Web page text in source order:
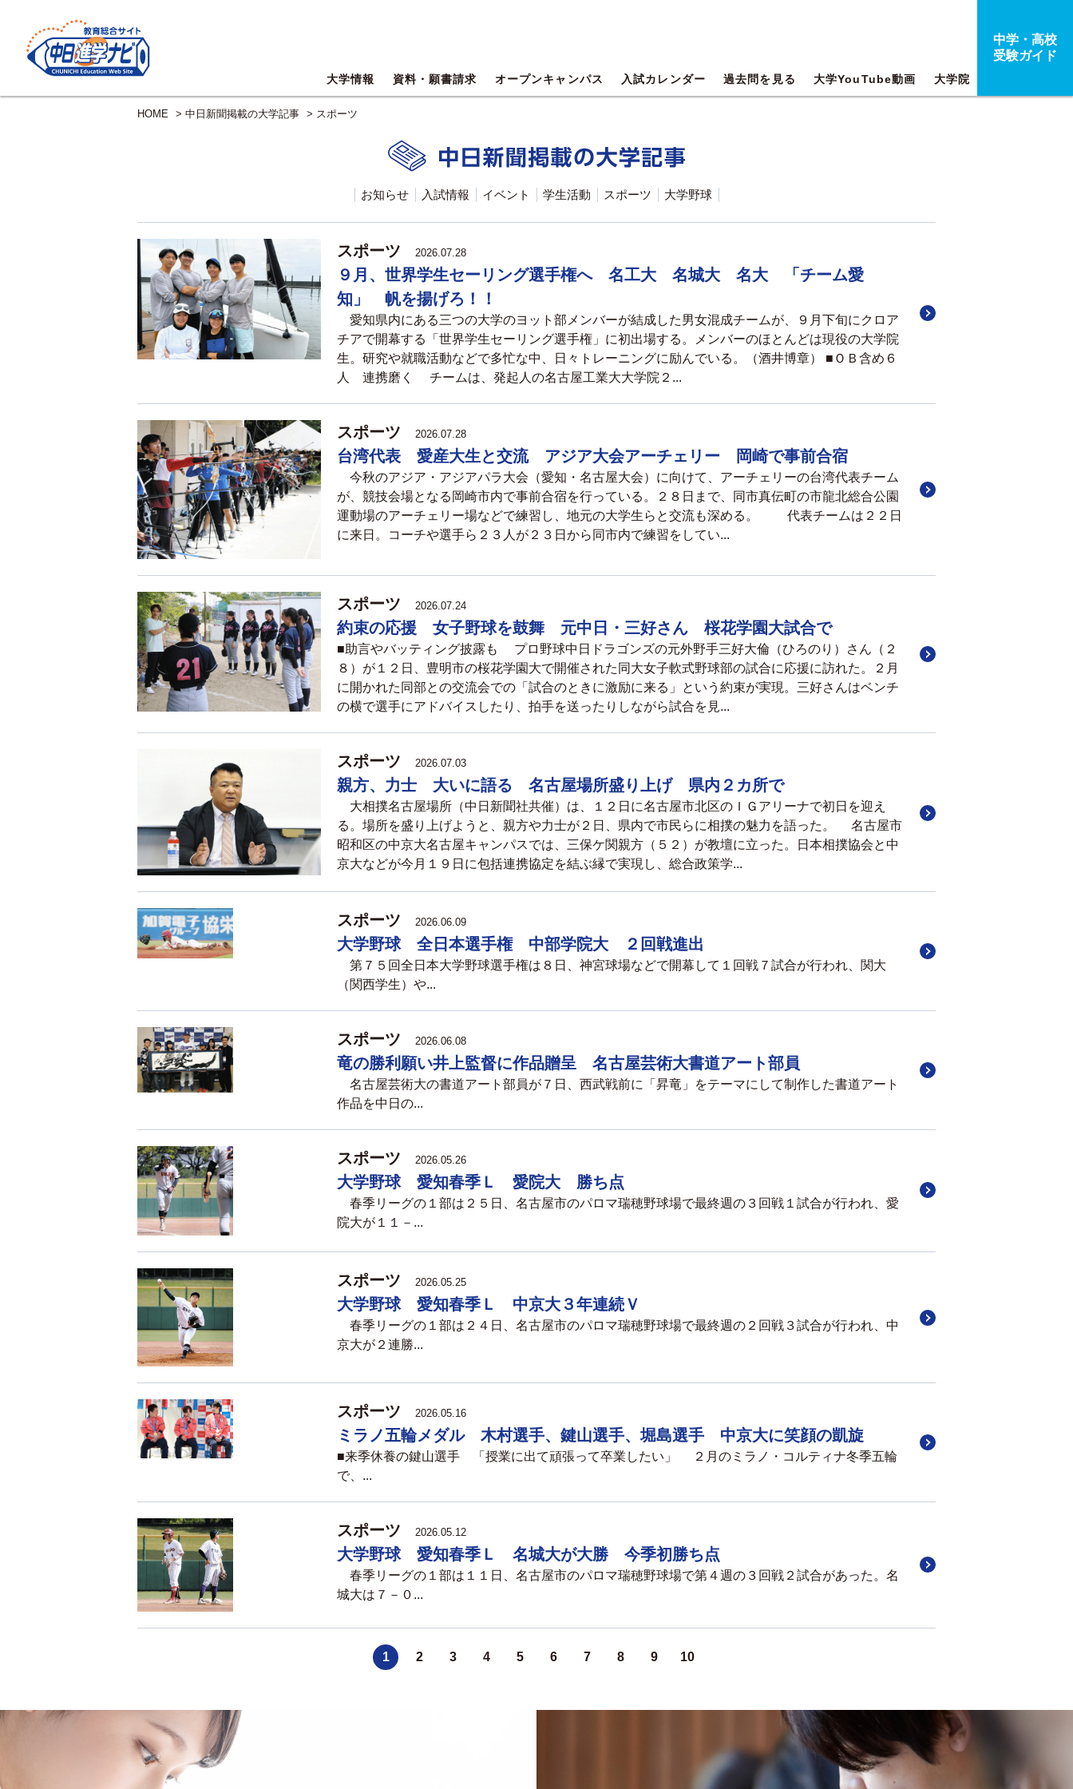
大学情報 資料・願書請求 オープンキャンパス 入試カレンダー 過去問を見る 大学YouTube動画 大学院
中学・高校
受験ガイド
HOME > 中日新聞掲載の大学記事 > スポーツ
お知らせ 入試情報 イベント 学生活動 スポーツ 大学野球
スポーツ 2026.07.28
９月、世界学生セーリング選手権へ 名工大 名城大 名大 「チーム愛
知」 帆を揚げろ！！
愛知県内にある三つの大学のヨット部メンバーが結成した男女混成チームが、９月下旬にクロア
チアで開幕する「世界学生セーリング選手権」に初出場する。メンバーのほとんどは現役の大学院
生。研究や就職活動などで多忙な中、日々トレーニングに励んでいる。（酒井博章） ■ＯＢ含め６
人 連携磨く チームは、発起人の名古屋工業大大学院２...
スポーツ 2026.07.28
台湾代表 愛産大生と交流 アジア大会アーチェリー 岡崎で事前合宿
今秋のアジア・アジアパラ大会（愛知・名古屋大会）に向けて、アーチェリーの台湾代表チーム
が、競技会場となる岡崎市内で事前合宿を行っている。２８日まで、同市真伝町の市龍北総合公園
運動場のアーチェリー場などで練習し、地元の大学生らと交流も深める。 代表チームは２２日
に来日。コーチや選手ら２３人が２３日から同市内で練習をしてい...
スポーツ 2026.07.24
約束の応援 女子野球を鼓舞 元中日・三好さん 桜花学園大試合で
■助言やバッティング披露も プロ野球中日ドラゴンズの元外野手三好大倫（ひろのり）さん（２
８）が１２日、豊明市の桜花学園大で開催された同大女子軟式野球部の試合に応援に訪れた。２月
に開かれた同部との交流会での「試合のときに激励に来る」という約束が実現。三好さんはベンチ
の横で選手にアドバイスしたり、拍手を送ったりしながら試合を見...
スポーツ 2026.07.03
親方、力士 大いに語る 名古屋場所盛り上げ 県内２カ所で
大相撲名古屋場所（中日新聞社共催）は、１２日に名古屋市北区のＩＧアリーナで初日を迎え
る。場所を盛り上げようと、親方や力士が２日、県内で市民らに相撲の魅力を語った。 名古屋市
昭和区の中京大名古屋キャンパスでは、三保ケ関親方（５２）が教壇に立った。日本相撲協会と中
京大などが今月１９日に包括連携協定を結ぶ縁で実現し、総合政策学...
スポーツ 2026.06.09
大学野球 全日本選手権 中部学院大 ２回戦進出
第７５回全日本大学野球選手権は８日、神宮球場などで開幕して１回戦７試合が行われ、関大
（関西学生）や...
スポーツ 2026.06.08
竜の勝利願い井上監督に作品贈呈 名古屋芸術大書道アート部員
名古屋芸術大の書道アート部員が７日、西武戦前に「昇竜」をテーマにして制作した書道アート
作品を中日の...
スポーツ 2026.05.26
大学野球 愛知春季Ｌ 愛院大 勝ち点
春季リーグの１部は２５日、名古屋市のパロマ瑞穂野球場で最終週の３回戦１試合が行われ、愛
院大が１１－...
スポーツ 2026.05.25
大学野球 愛知春季Ｌ 中京大３年連続Ｖ
春季リーグの１部は２４日、名古屋市のパロマ瑞穂野球場で最終週の２回戦３試合が行われ、中
京大が２連勝...
スポーツ 2026.05.16
ミラノ五輪メダル 木村選手、鍵山選手、堀島選手 中京大に笑顔の凱旋
■来季休養の鍵山選手 「授業に出て頑張って卒業したい」 ２月のミラノ・コルティナ冬季五輪
で、...
スポーツ 2026.05.12
大学野球 愛知春季Ｌ 名城大が大勝 今季初勝ち点
春季リーグの１部は１１日、名古屋市のパロマ瑞穂野球場で第４週の３回戦２試合があった。名
城大は７－０...
1 2 3 4 5 6 7 8 9 10